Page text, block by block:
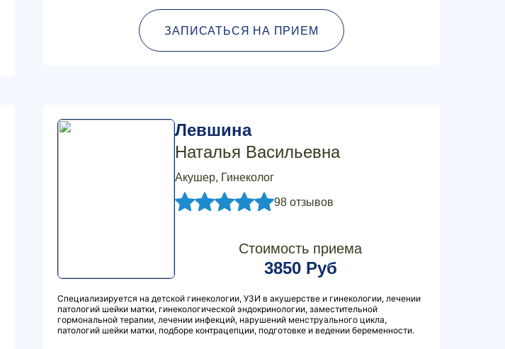
ЗАПИСАТЬСЯ НА ПРИЕМ
Левшина
Наталья Васильевна
Акушер, Гинеколог
98 отзывов
Стоимость приема
3850 Руб
Специализируется на детской гинекологии, УЗИ в акушерстве и гинекологии, лечении
патологий шейки матки, гинекологической эндокринологии, заместительной
гормональной терапии, лечении инфекций, нарушений менструального цикла,
патологий шейки матки, подборе контрацепции, подготовке и ведении беременности.